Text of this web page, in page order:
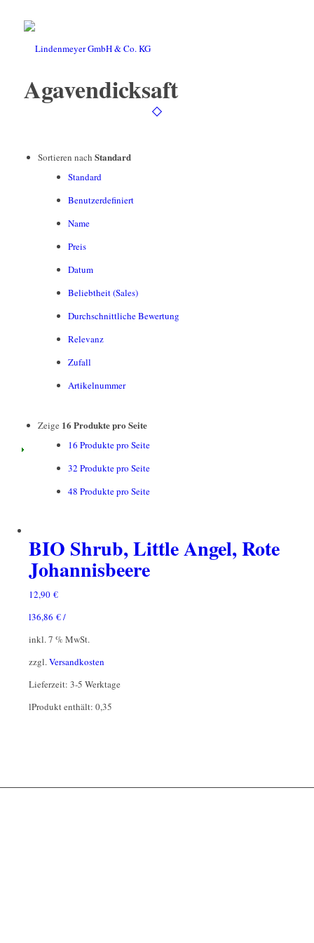
Agavendicksaft
Sortieren nach Standard
Standard
Benutzerdefiniert
Name
Preis
Datum
Beliebtheit (Sales)
Durchschnittliche Bewertung
Relevanz
Zufall
Artikelnummer
Zeige 16 Produkte pro Seite
16 Produkte pro Seite
32 Produkte pro Seite
48 Produkte pro Seite
BIO Shrub, Little Angel, Rote
Johannisbeere
12,90 €
36,86 €/
l
inkl. 7 % MwSt.
zzgl.Versandkosten
Lieferzeit: 3-5 Werktage
Produkt enthält: 0,35
l